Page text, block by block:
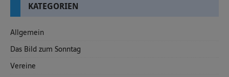
KATEGORIEN
Allgemein
Das Bild zum Sonntag
Vereine